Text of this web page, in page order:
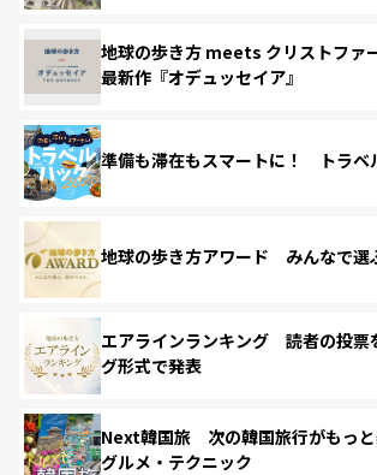
地球の歩き方 meets クリストファ
最新作『オデュッセイア』
準備も滞在もスマートに！ トラベ
地球の歩き方アワード みんなで選
エアラインランキング 読者の投票
グ形式で発表
Next韓国旅 次の韓国旅行がもっと
グルメ・テクニック